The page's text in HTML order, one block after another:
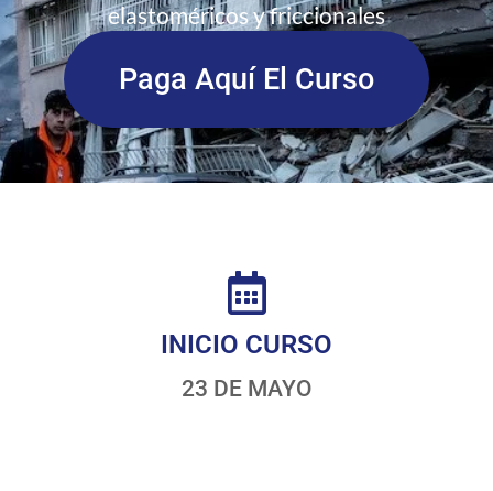
elastoméricos y friccionales
Paga Aquí El Curso
INICIO CURSO
23 DE MAYO